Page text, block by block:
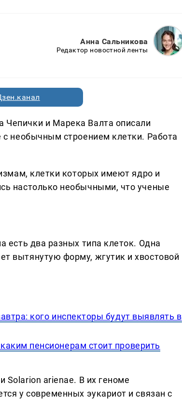
Анна Сальникова
Редактор новостной ленты
Чепички и Марека Валта описали
необычным строением клетки. Работа
клетки которых имеют ядро и
настолько необычными, что ученые
есть два разных типа клеток. Одна
вытянутую форму, жгутик и хвостовой
кого инспекторы будут выявлять в
пенсионерам стоит проверить
Solarion arienae. В их геноме
у современных эукариот и связан с